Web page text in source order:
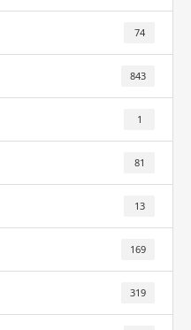
74
843
1
81
13
169
319